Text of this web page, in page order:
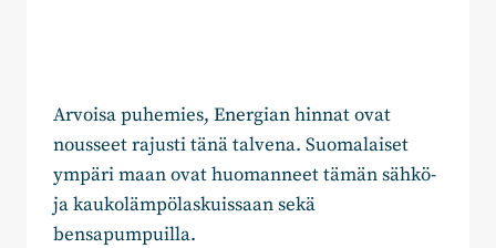
Arvoisa puhemies, Energian hinnat ovat
nousseet rajusti tänä talvena. Suomalaiset
ympäri maan ovat huomanneet tämän sähkö-
ja kaukolämpölaskuissaan sekä
bensapumpuilla.